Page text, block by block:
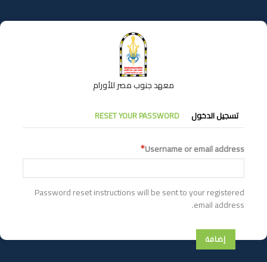
إلى
المحتوى
معهد جنوب مصر للأورام
التبويبات
الأساسية
تسجيل الدخول RESET YOUR PASSWORD
Username or email address
Password reset instructions will be sent to your registered
email address.